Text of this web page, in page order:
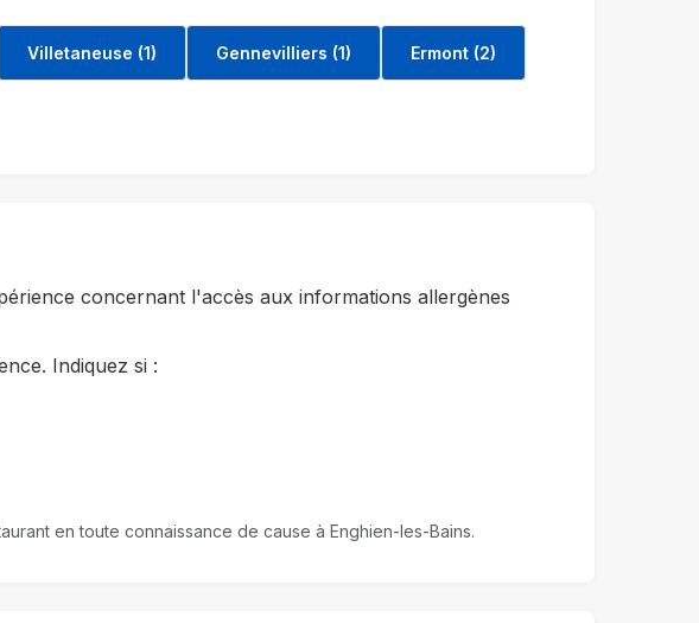
Villetaneuse (1) Gennevilliers (1) Ermont (2)
concernant l'accès aux informations allergènes
Indiquez si :
en toute connaissance de cause à Enghien-les-Bains.